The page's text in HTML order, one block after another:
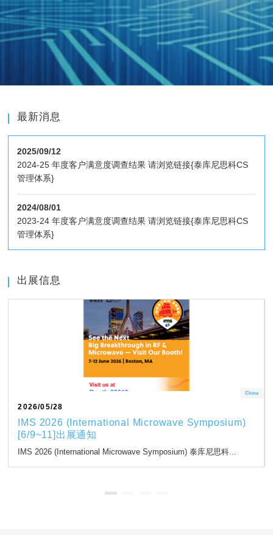
最新消息
2025/09/12
2024-25 年度客户满意度调查结果 请浏览链接{泰库尼思科CS
管理体系}
2024/08/01
2023-24 年度客户满意度调查结果 请浏览链接{泰库尼思科CS
管理体系}
出展信息
2026/05/28
IMS 2026 (International Microwave Symposium)
[6/9~11]出展通知
IMS 2026 (International Microwave Symposium) 泰库尼思科...
China